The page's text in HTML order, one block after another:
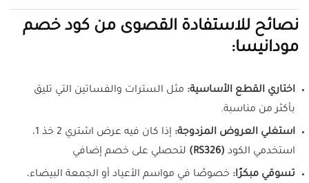
نصائح للاستفادة القصوى من كود خصم
مودانيسا:
اختاري القطع الأساسية: مثل السترات والفساتين التي تليق
بأكثر من مناسبة.
استغلي العروض المزدوجة:
إذا كان فيه عرض اشتري 2 خذ 1،
استخدمي الكود (RS326) لتحصلي على خصم إضافي
تسوقي مبكرًا: خصوصًا في مواسم الأعياد أو الجمعة البيضاء،